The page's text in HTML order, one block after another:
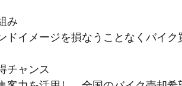
み
イメージを損なうことなくバイク
チャンス